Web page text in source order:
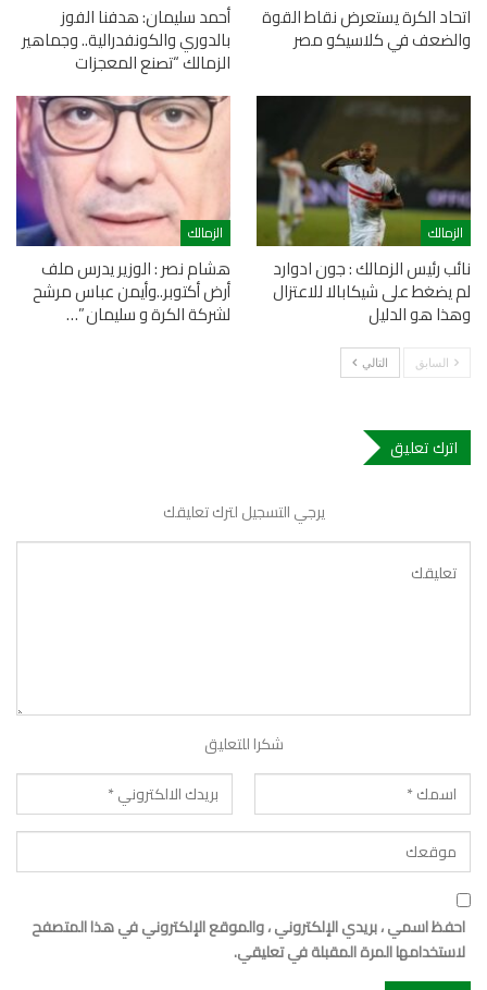
اتحاد الكرة يستعرض نقاط القوة
والضعف في كلاسيكو مصر
أحمد سليمان: هدفنا الفوز
بالدوري والكونفدرالية.. وجماهير
الزمالك “تصنع المعجزات
الزمالك
نائب رئيس الزمالك : جون ادوارد
لم يضغط على شيكابالا للاعتزال
وهذا هو الدليل
الزمالك
هشام نصر : الوزير يدرس ملف
أرض أكتوبر..وأيمن عباس مرشح
لشركة الكرة و سليمان ”…
السابق التالي
اترك تعليق
يرجي التسجيل لترك تعليقك
شكرا للتعليق
احفظ اسمي ، بريدي الإلكتروني ، والموقع الإلكتروني في هذا المتصفح
لاستخدامها المرة المقبلة في تعليقي.